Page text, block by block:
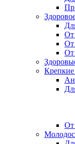
От
От
От
От